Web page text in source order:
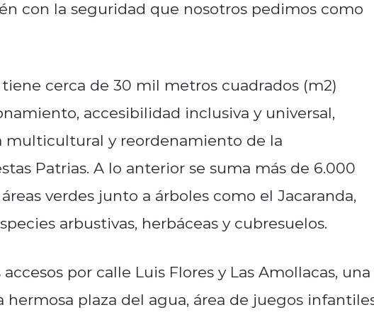
con la seguridad que nosotros pedimos como
cerca de 30 mil metros cuadrados (m2)
accesibilidad inclusiva y universal,
multicultural y reordenamiento de la
Patrias. A lo anterior se suma más de 6.000
verdes junto a árboles como el Jacaranda,
arbustivas, herbáceas y cubresuelos.
por calle Luis Flores y Las Amollacas, una
plaza del agua, área de juegos